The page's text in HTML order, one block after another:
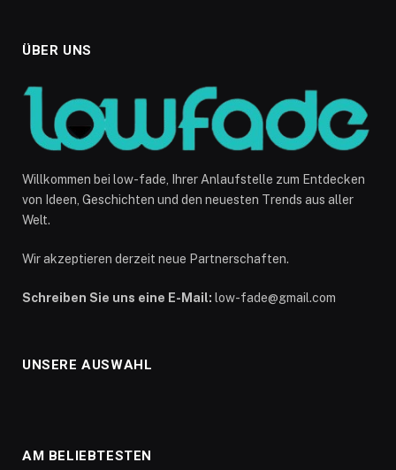
ÜBER UNS
Willkommen bei low-fade, Ihrer Anlaufstelle zum Entdecken
von Ideen, Geschichten und den neuesten Trends aus aller
Welt.
Wir akzeptieren derzeit neue Partnerschaften.
Schreiben Sie uns eine E-Mail: low-fade@gmail.com
UNSERE AUSWAHL
AM BELIEBTESTEN